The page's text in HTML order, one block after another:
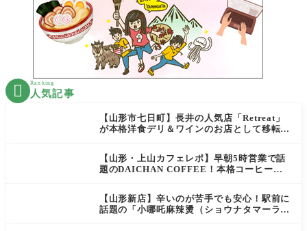
 Ranking
人気記事
【山形市七日町】長井の人気店「Retreat」
が本格洋食デリ＆ワインのお店として移転オ
【山形・上山カフェレポ】早朝5時営業で話
題のDAICHAN COFFEE！本格コーヒーを
【山形新店】辛いのが苦手でも安心！駅前に
話題の「小哪吒麻辣燙（ショウナタマーラー